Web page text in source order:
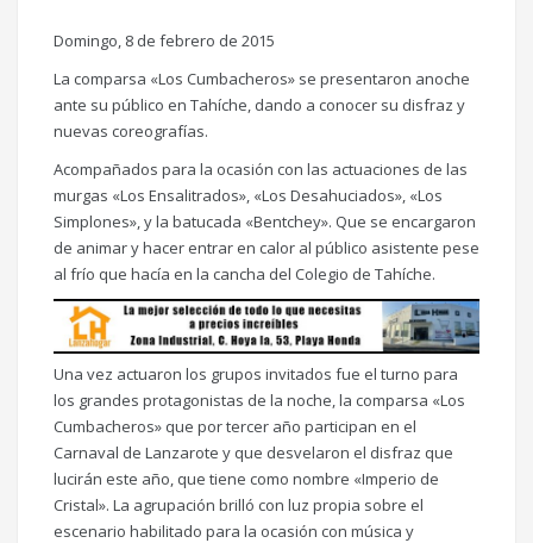
Domingo, 8 de febrero de 2015
La comparsa «Los Cumbacheros» se presentaron anoche
ante su público en Tahíche, dando a conocer su disfraz y
nuevas coreografías.
Acompañados para la ocasión con las actuaciones de las
murgas «Los Ensalitrados», «Los Desahuciados», «Los
Simplones», y la batucada «Bentchey». Que se encargaron
de animar y hacer entrar en calor al público asistente pese
al frío que hacía en la cancha del Colegio de Tahíche.
Una vez actuaron los grupos invitados fue el turno para
los grandes protagonistas de la noche, la comparsa «Los
Cumbacheros» que por tercer año participan en el
Carnaval de Lanzarote y que desvelaron el disfraz que
lucirán este año, que tiene como nombre «Imperio de
Cristal». La agrupación brilló con luz propia sobre el
escenario habilitado para la ocasión con música y